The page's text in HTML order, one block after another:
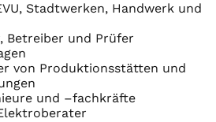
Stadtwerken, Handwerk und
Betreiber und Prüfer
von Produktionsstätten und
und –fachkräfte